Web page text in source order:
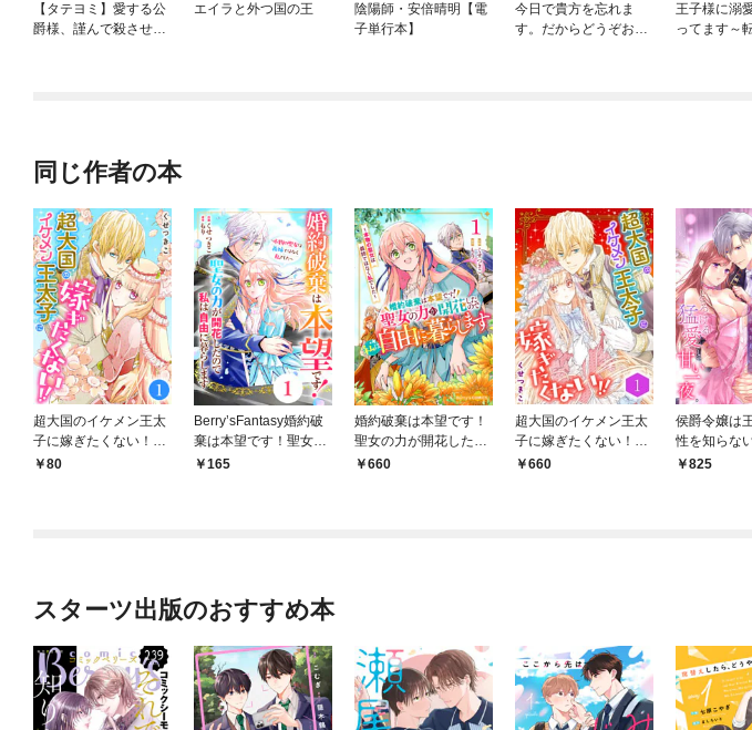
【タテヨミ】愛する公
爵様、謹んで殺させて
エイラと外つ国の王
陰陽師・安倍晴明【電
子単行本】
今日で貴方を忘れま
す。だからどうぞお幸
王子様に溺
ってます～
同じ作者の本
超大国のイケメン王太
子に嫁ぎたくない！！
1話
80
Berry’sFantasy婚約破
棄は本望です！聖女の
力が開花したので私は
165
婚約破棄は本望です！
聖女の力が開花したの
で私は自由に暮らしま
660
超大国のイケメン王太
子に嫁ぎたくない！！
（合本版） 1巻
660
侯爵令嬢は
性を知らな
る猛愛と甘
825
スターツ出版のおすすめ本